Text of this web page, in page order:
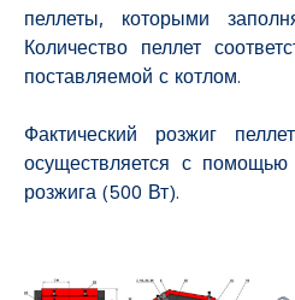
пеллеты, которыми
Количество пеллет
поставляемой с котлом.
Фактический розжиг
осуществляется с помощью
розжига (500 Вт).